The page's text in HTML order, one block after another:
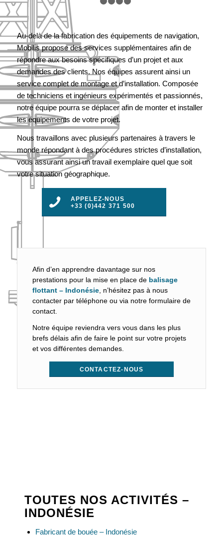
CATASTROPHES
Au-delà de la fabrication des équipements de navigation,
Mobilis propose des services supplémentaires afin de
répondre aux besoins spécifiques d’un projet et aux
demandes des clients. Nos équipes assurent ainsi un
service complet de montage et d’installation. Composée
de techniciens et ingénieurs expérimentés et passionnés,
notre équipe pourra se déplacer afin de monter et installer
les équipements de votre projet.
Nous travaillons avec plusieurs partenaires à travers le
monde répondant à des procédures strictes d’installation,
vous assurant ainsi un travail exemplaire quel que soit
votre situation géographique.
APPELEZ-NOUS
+33 (0)442 371 500
Afin d’en apprendre davantage sur nos
prestations pour la mise en place de balisage
flottant – Indonésie, n’hésitez pas à nous
contacter par téléphone ou via notre formulaire de
contact.
Notre équipe reviendra vers vous dans les plus
brefs délais afin de faire le point sur votre projets
et vos différentes demandes.
CONTACTEZ-NOUS
TOUTES NOS ACTIVITÉS –
INDONÉSIE
Fabricant de bouée – Indonésie